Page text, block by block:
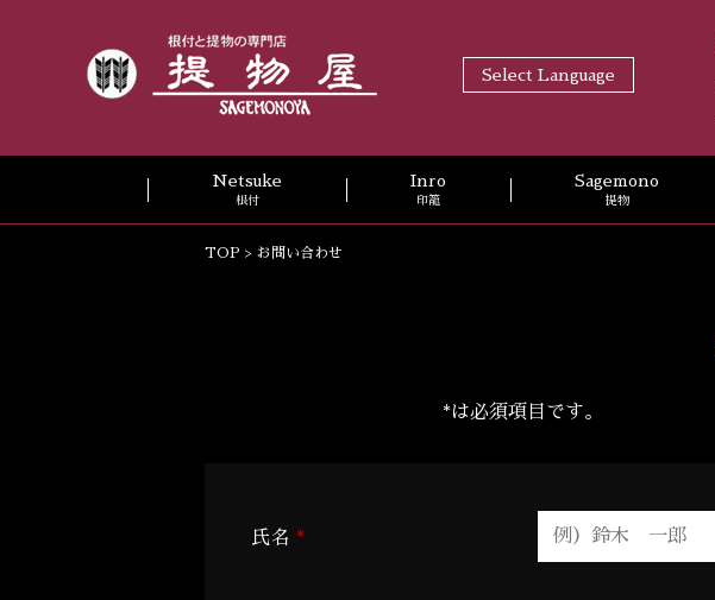
Select Language
Netsuke
根付
Inro
印籠
Sagemono
提物
TOP > お問い合わせ
*は必須項目です。
氏名 *